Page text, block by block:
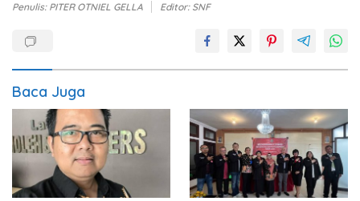
Penulis: PITER OTNIEL GELLA Editor: SNF
Baca Juga